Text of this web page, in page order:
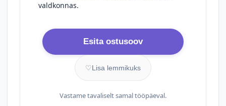
valdkonnas.
Esita ostusoov
♡Lisa lemmikuks
Vastame tavaliselt samal tööpäeval.